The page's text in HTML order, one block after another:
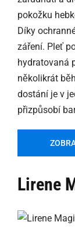
pokožku
Díky
záření. Pleť
hydratovaná
několikrát
dostání je v
přizpůsobí
Lirene